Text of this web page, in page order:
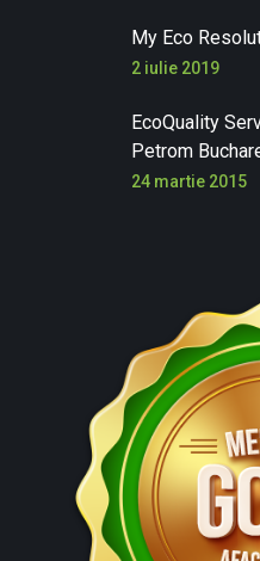
My Eco
2 iulie 2019
EcoQuality
Petrom
24 martie 2015